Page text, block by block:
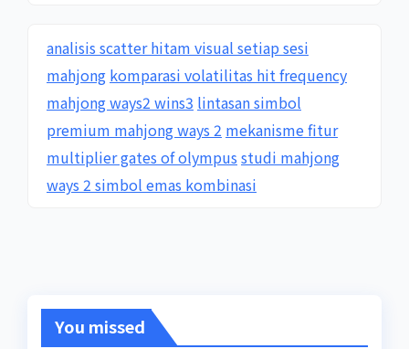
analisis scatter hitam visual setiap sesi
mahjong komparasi volatilitas hit frequency
mahjong ways2 wins3 lintasan simbol
premium mahjong ways 2 mekanisme fitur
multiplier gates of olympus studi mahjong
ways 2 simbol emas kombinasi
You missed